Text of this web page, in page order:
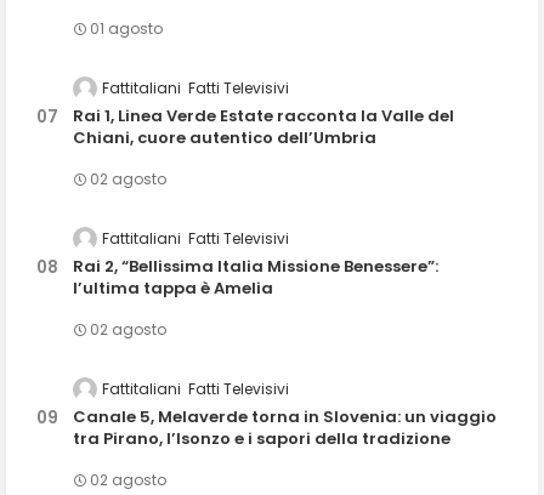
01 agosto
Fattitaliani Fatti Televisivi
Rai 1, Linea Verde Estate racconta la Valle del
Chiani, cuore autentico dell’Umbria
02 agosto
Fattitaliani Fatti Televisivi
Rai 2, “Bellissima Italia Missione Benessere”:
l’ultima tappa è Amelia
02 agosto
Fattitaliani Fatti Televisivi
Canale 5, Melaverde torna in Slovenia: un viaggio
tra Pirano, l’Isonzo e i sapori della tradizione
02 agosto